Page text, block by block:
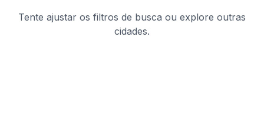
Tente ajustar os filtros de busca ou explore outras
cidades.